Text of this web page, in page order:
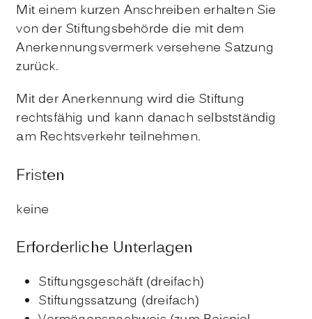
Mit einem kurzen Anschreiben erhalten Sie
von der Stiftungsbehörde die mit dem
Anerkennungsvermerk versehene Satzung
zurück.
Mit der Anerkennung wird die Stiftung
rechtsfähig und kann danach selbstständig
am Rechtsverkehr teilnehmen.
Fristen
keine
Erforderliche Unterlagen
Stiftungsgeschäft (dreifach)
Stiftungssatzung (dreifach)